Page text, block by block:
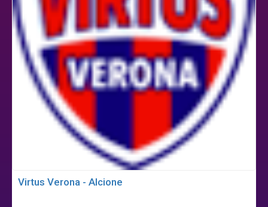
Virtus Verona - Alcione